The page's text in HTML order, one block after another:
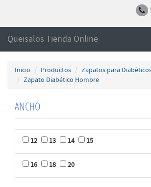
Queisalos Tienda Online
Inicio Productos
Zapatos para
Zapato Diabético Hombre
ANCHO
12 13 14 15
16 18 20